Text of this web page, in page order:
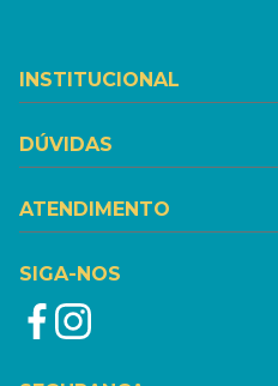
INSTITUCIONAL
DÚVIDAS
ATENDIMENTO
SIGA-NOS